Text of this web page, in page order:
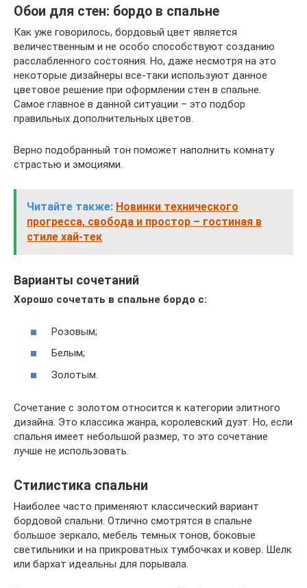
Обои для стен: бордо в спальне
Как уже говорилось, бордовый цвет является
величественным и не особо способствуют созданию
расслабленного состояния. Но, даже несмотря на это
некоторые дизайнеры все-таки используют данное
цветовое решение при оформлении стен в спальне.
Самое главное в данной ситуации – это подбор
правильных дополнительных цветов.
Верно подобранный тон поможет наполнить комнату
страстью и эмоциями.
Читайте также: Новинки технического
прогресса, свобода и простор – гостиная в
стиле хай-тек
Варианты сочетаний
Хорошо сочетать в спальне бордо с:
Розовым;
Белым;
Золотым.
Сочетание с золотом относится к категории элитного
дизайна. Это классика жанра, королевский дуэт. Но, если
спальня имеет небольшой размер, то это сочетание
лучше не использовать.
Стилистика спальни
Наиболее часто применяют классический вариант
бордовой спальни. Отлично смотрятся в спальне
большое зеркало, мебель темных тонов, боковые
светильники и на прикроватных тумбочках и ковер. Шелк
или бархат идеальны для порывала.